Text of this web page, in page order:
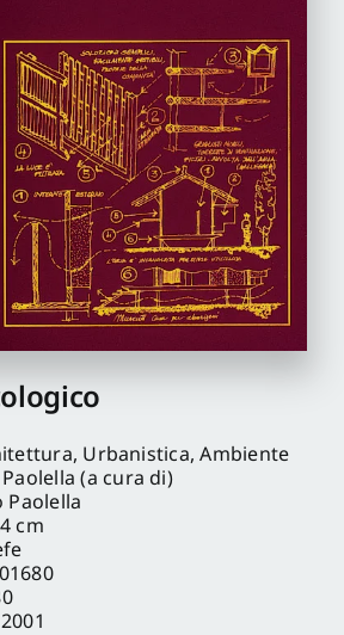
Urbanistica, Ambiente
(a cura di)
Paolella
cm